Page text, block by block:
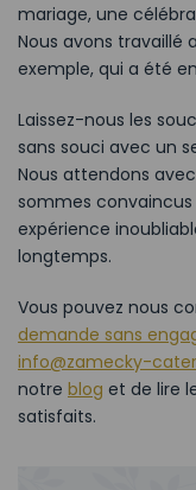
mariage, une
Nous avons travaillé
exemple, qui a été
Laissez-nous les
sans souci avec un
Nous attendons
sommes
expérience
longtemps.
Vous pouvez nous
demande sans
info@zamecky-
notre blog et de lire
satisfaits.